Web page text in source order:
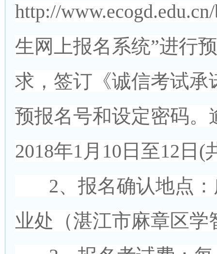
http://
生网上报名系统”进行
求，签订《诚信考试
预报名号和设定密码
2018年1月10日至12日
2、报名确认地点：
业处（湛江市麻章区学